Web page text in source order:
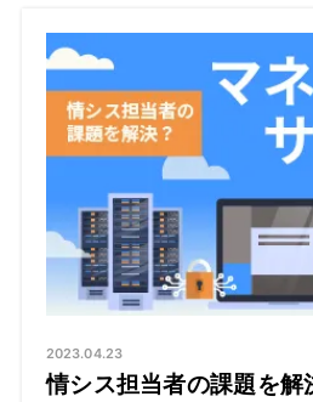
2023.04.23
情シス担当者の課題を解